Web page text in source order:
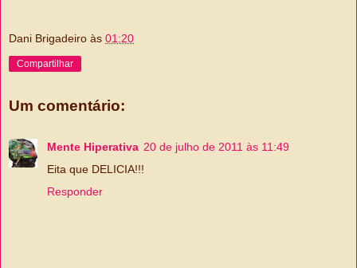
Dani Brigadeiro às 01:20
Compartilhar
Um comentário:
Mente Hiperativa 20 de julho de 2011 às 11:49
Eita que DELICIA!!!
Responder